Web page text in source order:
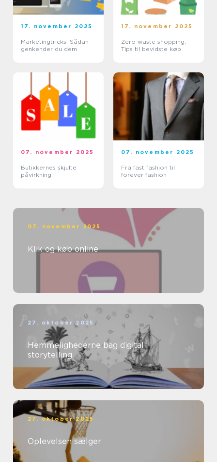
17. november 2025
Marketingtricks: Sådan
genkender du dem
17. november 2025
Zero waste shopping:
Tips til bevidste køb
07. november 2025
Butikkernes skjulte
påvirkning
07. november 2025
Fra fast fashion til
forever fashion
07. november 2025
Klik og køb online
27. oktober 2025
Hemmelighederne bag digital
storytelling
27. oktober 2025
Oplevelsen sælger